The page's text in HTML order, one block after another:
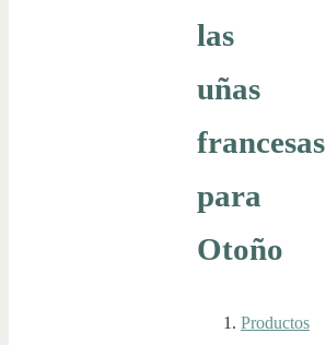
las
uñas
francesas
para
Otoño
Productos